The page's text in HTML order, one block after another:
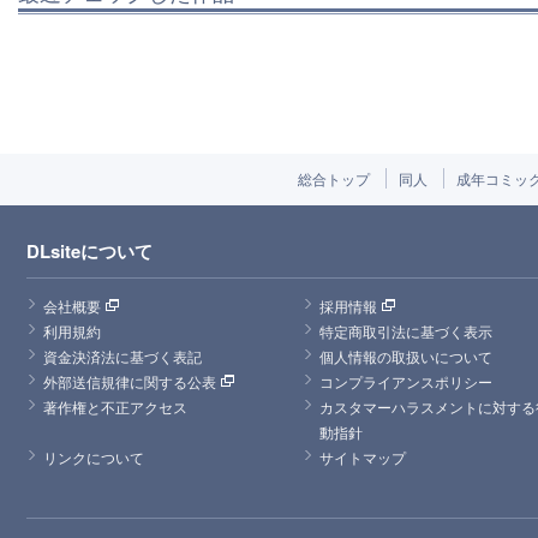
総合トップ 同人 成年コミッ
DLsiteについて
会社概要
採用情報
利用規約
特定商取引法に基づく表示
資金決済法に基づく表記
個人情報の取扱いについて
外部送信規律に関する公表
コンプライアンスポリシー
著作権と不正アクセス
カスタマーハラスメントに対す
動指針
リンクについて
サイトマップ